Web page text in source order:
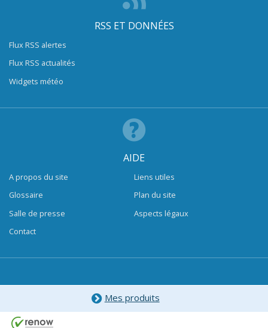
RSS ET DONNÉES
Flux RSS alertes
Flux RSS actualités
Widgets météo
AIDE
A propos du site
Glossaire
Salle de presse
Contact
Liens utiles
Plan du site
Aspects légaux
Mes produits